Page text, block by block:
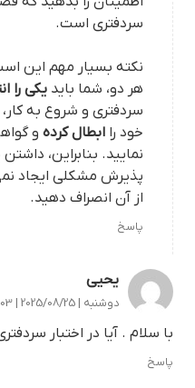
سردفتری است.
نکته بسیار مهم این
هر دو، شما باید یکی را
سردفتری و شروع به کار،
خود را ابطال کرده و
نمایید. بنابراین، داشتن
پذیرش مشکلی ایجاد
از آن انصراف دهید.
پاسخ
یحیی
دوشنبه | 2025/08/25 | 09:03
با سلام . آیا در اختبار
پاسخ